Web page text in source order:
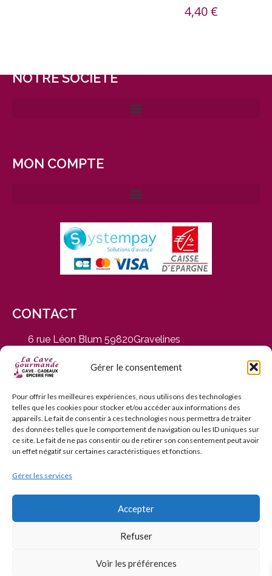
Gérer le consentement
Pour offrir les meilleures expériences, nous utilisons des technologies
telles que les cookies pour stocker et/ou accéder aux informations des
appareils. Le fait de consentir à ces technologies nous permettra de traiter
des données telles que le comportement de navigation ou les ID uniques sur
ce site. Le fait de ne pas consentir ou de retirer son consentement peut avoir
un effet négatif sur certaines caractéristiques et fonctions.
Gérer les services
Accepter
Refuser
Voir les préférences
4,40€
NOTRE SOCIÉTÉ
MON COMPTE
CONTACT
6 rue Léon Blum 59820Gravelines
du Mardi au Samedi, de 9h30 à 12h30 et de 14h30 à
19h
03 28 65 01 92
contact@cavegourmande.fr
www.cavegourmande.fr
L’ABUS D’ALCOOL EST DANGEREUX POUR LA SANTÉ — À
CONSOMMER AVEC MODÉRATION — INTERDICTION DE
VENTE AUX MINEURS DE MOINS DE 18 ANS
© 2006–2026 La Cave Gourmande. Tous droits réservés.